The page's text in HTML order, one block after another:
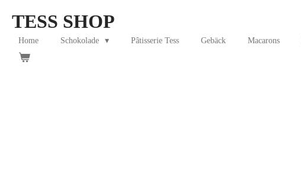
main
content
TESS SHOP
Home Schokolade Pâtisserie Tess Gebäck Macarons